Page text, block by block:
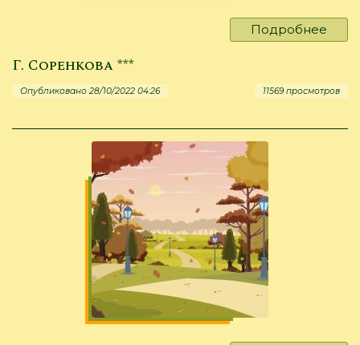
Подробнее
И.
в
Г. Соренкова ***
Опубликовано 28/10/2022 04:26 11569 просмотров